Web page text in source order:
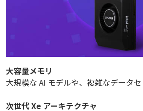
大容量メモリ
大規模な AI モデルや、複雑なデータセ
次世代 Xe アーキテクチャ